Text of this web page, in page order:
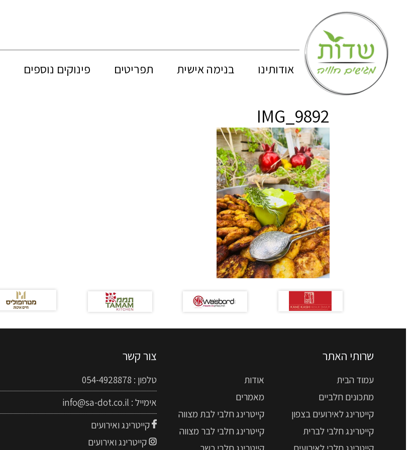
אודותינו בנימה אישית תפריטים פינוקים נוספים
IMG_9892
שרותי האתר
עמוד הבית
אודות
מתכונים חלביים
מאמרים
קייטרינג לאירועים בצפון
קייטרינג חלבי לבת מצווה
קייטרינג חלבי לברית
קייטרינג חלבי לבר מצווה
צור קשר
טלפון : 054-4928878
אימייל : info@sa-dot.co.il
קייטרינג ואירועים
קייטרינג ואירועים